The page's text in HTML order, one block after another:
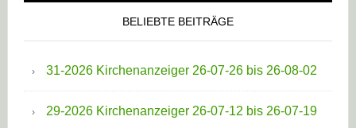
BELIEBTE BEITRÄGE
31-2026 Kirchenanzeiger 26-07-26 bis 26-08-02
29-2026 Kirchenanzeiger 26-07-12 bis 26-07-19